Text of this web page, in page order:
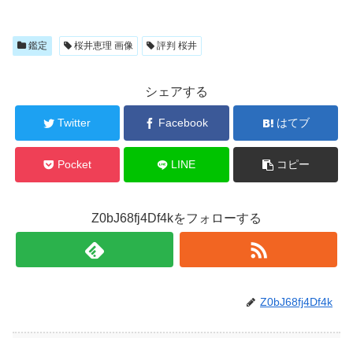
鑑定 桜井恵理 画像 評判 桜井
シェアする
Twitter Facebook はてブ
Pocket LINE コピー
Z0bJ68fj4Df4kをフォローする
Z0bJ68fj4Df4k